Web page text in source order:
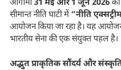
आगामी31 मई और 1 जून 2026
सीमान्त नीति घाटी में“नीति
आयोजन किया जा रहा है। यह
भारतीय सेना की एक संयुक्त पहल है।
अद्भुत प्राकृतिक सौंदर्य और